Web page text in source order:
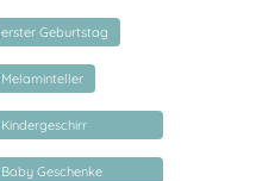
erster Geburtstag
Melaminteller
Kindergeschirr
personalisiert
Baby Geschenke